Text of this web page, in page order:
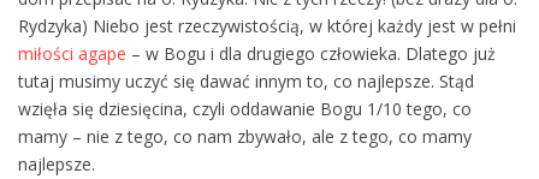
Rydzyka) Niebo jest rzeczywistością, w której każdy jest w pełni
miłości agape – w Bogu i dla drugiego człowieka. Dlatego już
tutaj musimy uczyć się dawać innym to, co najlepsze. Stąd
wzięła się dziesięcina, czyli oddawanie Bogu 1/10 tego, co
mamy – nie z tego, co nam zbywało, ale z tego, co mamy
najlepsze.